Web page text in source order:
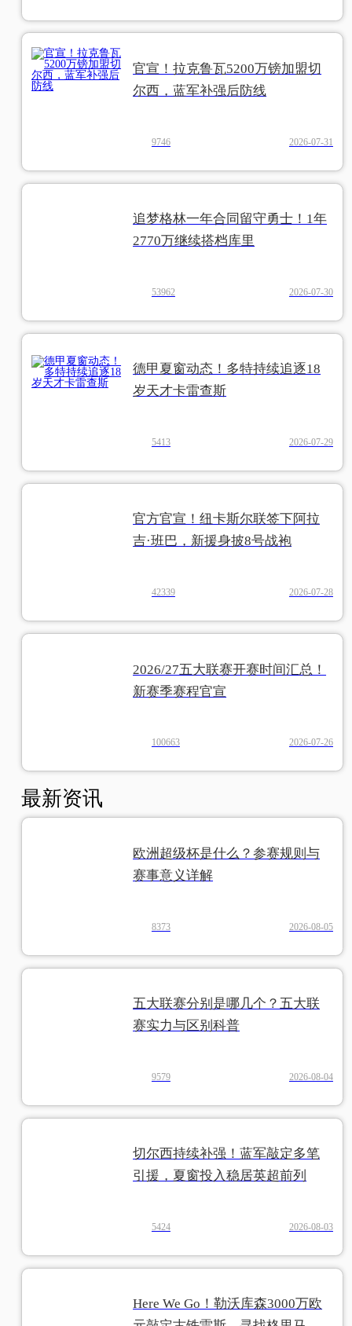
官宣！拉克鲁瓦5200万镑加盟切
尔西，蓝军补强后防线
9746 2026-07-31
追梦格林一年合同留守勇士！1年
2770万继续搭档库里
53962 2026-07-30
德甲夏窗动态！多特持续追逐18
岁天才卡雷查斯
5413 2026-07-29
官方官宣！纽卡斯尔联签下阿拉
吉·班巴，新援身披8号战袍
42339 2026-07-28
2026/27五大联赛开赛时间汇总！
新赛季赛程官宣
100663 2026-07-26
最新资讯
欧洲超级杯是什么？参赛规则与
赛事意义详解
8373 2026-08-05
五大联赛分别是哪几个？五大联
赛实力与区别科普
9579 2026-08-04
切尔西持续补强！蓝军敲定多笔
引援，夏窗投入稳居英超前列
5424 2026-08-03
Here We Go！勒沃库森3000万欧